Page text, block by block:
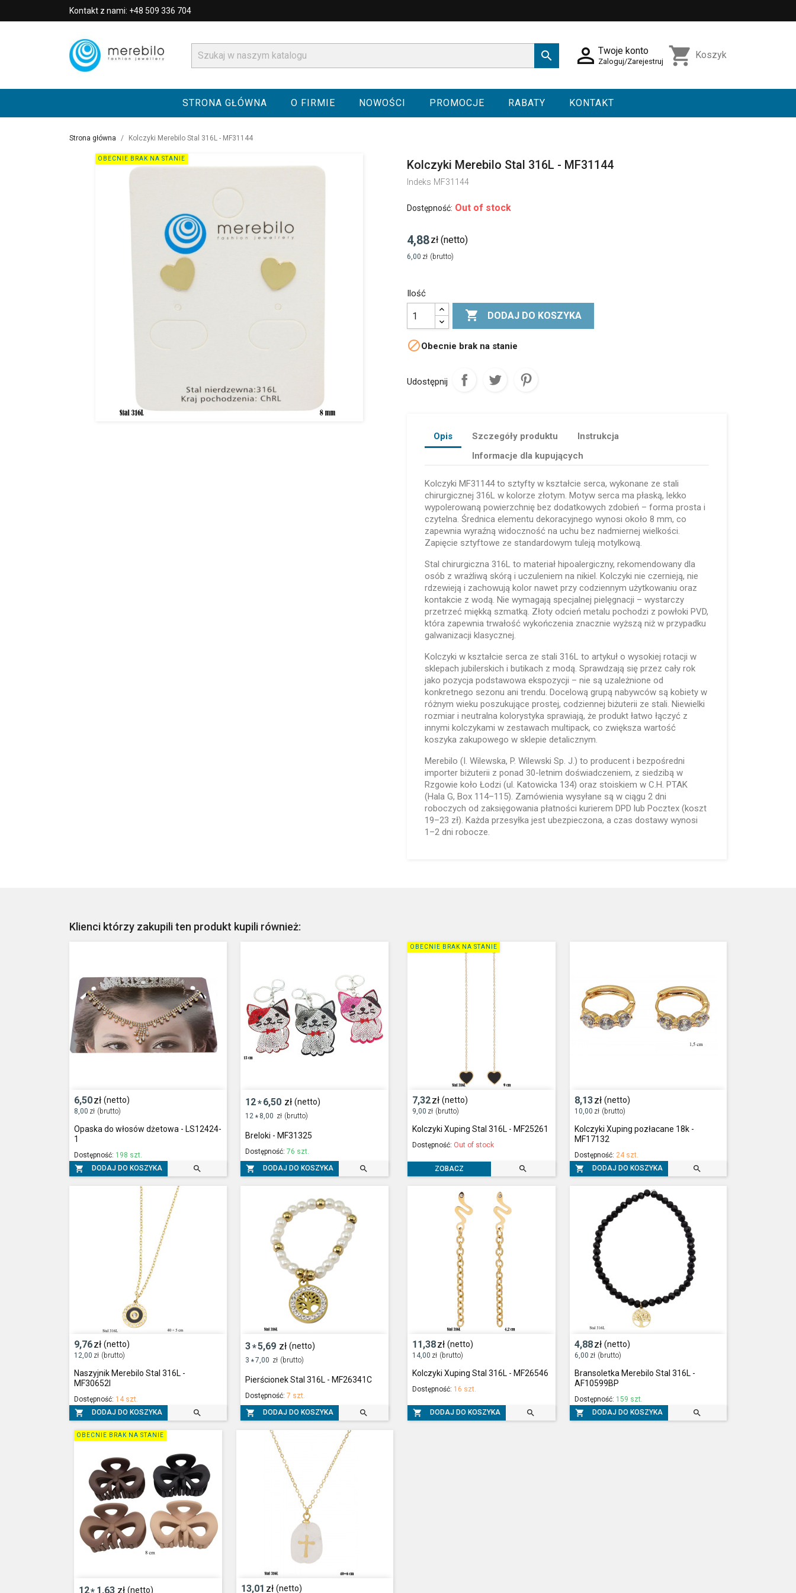
Kontakt z nami: +48 509 336 704
  Twoje konto
Zaloguj/Zarejestruj shopping_cart Koszyk
STRONA GŁÓWNA O FIRMIE NOWOŚCI PROMOCJE RABATY KONTAKT
Strona główna Kolczyki Merebilo Stal 316L - MF31144
OBECNIE BRAK NA STANIE Kolczyki Merebilo Stal 316L - MF31144
Indeks MF31144
Dostępność: Out of stock
4,88zł (netto)
6,00 zł (brutto)
Ilość
 DODAJ DO KOSZYKA
Obecnie brak na stanie
Udostępnij
Opis Szczegóły produktu
Instrukcja
Informacje dla kupujących
Kolczyki MF31144 to sztyfty w kształcie serca, wykonane ze stali
chirurgicznej 316L w kolorze złotym. Motyw serca ma płaską, lekko
wypolerowaną powierzchnię bez dodatkowych zdobień – forma prosta i
czytelna. Średnica elementu dekoracyjnego wynosi około 8 mm, co
zapewnia wyraźną widoczność na uchu bez nadmiernej wielkości.
Zapięcie sztyftowe ze standardowym tuleją motylkową.
Stal chirurgiczna 316L to materiał hipoalergiczny, rekomendowany dla
osób z wrażliwą skórą i uczuleniem na nikiel. Kolczyki nie czernieją, nie
rdzewieją i zachowują kolor nawet przy codziennym użytkowaniu oraz
kontakcie z wodą. Nie wymagają specjalnej pielęgnacji – wystarczy
przetrzeć miękką szmatką. Złoty odcień metalu pochodzi z powłoki PVD,
która zapewnia trwałość wykończenia znacznie wyższą niż w przypadku
galwanizacji klasycznej.
Kolczyki w kształcie serca ze stali 316L to artykuł o wysokiej rotacji w
sklepach jubilerskich i butikach z modą. Sprawdzają się przez cały rok
jako pozycja podstawowa ekspozycji – nie są uzależnione od
konkretnego sezonu ani trendu. Docelową grupą nabywców są kobiety w
różnym wieku poszukujące prostej, codziennej biżuterii ze stali. Niewielki
rozmiar i neutralna kolorystyka sprawiają, że produkt łatwo łączyć z
innymi kolczykami w zestawach multipack, co zwiększa wartość
koszyka zakupowego w sklepie detalicznym.
Merebilo (I. Wilewska, P. Wilewski Sp. J.) to producent i bezpośredni
importer biżuterii z ponad 30-letnim doświadczeniem, z siedzibą w
Rzgowie koło Łodzi (ul. Katowicka 134) oraz stoiskiem w C.H. PTAK
(Hala G, Box 114–115). Zamówienia wysyłane są w ciągu 2 dni
roboczych od zaksięgowania płatności kurierem DPD lub Pocztex (koszt
19–23 zł). Każda przesyłka jest ubezpieczona, a czas dostawy wynosi
1–2 dni robocze.
Klienci którzy zakupili ten produkt kupili również:
6,50zł (netto)
8,00 zł (brutto)
Opaska do włosów dżetowa - LS12424-
1
Dostępność: 198 szt.
 DODAJ DO KOSZYKA 
12*6,50 zł (netto)
12 * 8,00 zł (brutto)
Breloki - MF31325
Dostępność:76 szt.
 DODAJ DO KOSZYKA 
7,32zł (netto)
9,00 zł (brutto)
Kolczyki Xuping Stal 316L - MF25261
Dostępność: Out of stock
ZOBACZ 
OBECNIE BRAK NA STANIE
8,13zł (netto)
10,00 zł (brutto)
Kolczyki Xuping pozłacane 18k -
MF17132
Dostępność: 24 szt.
 DODAJ DO KOSZYKA 
9,76zł (netto)
12,00 zł (brutto)
Naszyjnik Merebilo Stal 316L -
MF30652I
Dostępność: 14 szt.
 DODAJ DO KOSZYKA 
3*5,69 zł (netto)
3 *7,00 zł (brutto)
Pierścionek Stal 316L - MF26341C
Dostępność:7 szt.
 DODAJ DO KOSZYKA 
11,38zł (netto)
14,00 zł (brutto)
Kolczyki Xuping Stal 316L - MF26546
Dostępność: 16 szt.
 DODAJ DO KOSZYKA 
4,88zł (netto)
6,00 zł (brutto)
Bransoletka Merebilo Stal 316L -
AF10599BP
Dostępność: 159 szt.
 DODAJ DO KOSZYKA 
12 1,63 zł (netto)
OBECNIE BRAK NA STANIE
13,01 zł (netto)